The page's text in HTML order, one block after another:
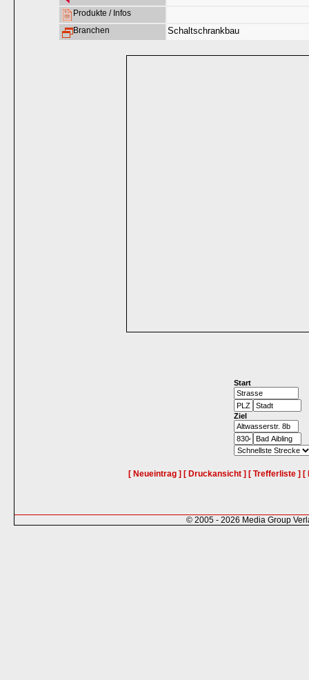
Produkte / Infos
Branchen
Schaltschrankbau
Start
Ziel
[ Neueintrag ] [ Druckansicht ] [ Trefferliste ] [
© 2005 - 2026 Media Group